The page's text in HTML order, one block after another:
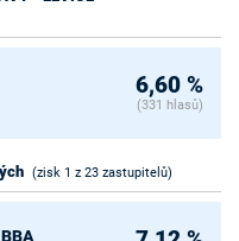
6,60 %
(331 hlasů)
(zisk 1 z 23 zastupitelů)